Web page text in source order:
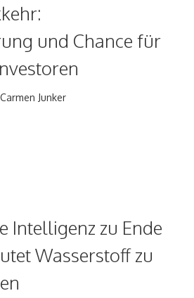
und Chance für
Carmen Junker
Intelligenz zu Ende
Wasserstoff zu